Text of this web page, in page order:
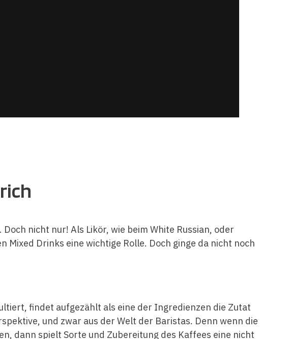
nicht nur! Als Likör, wie beim White Russian, oder
Drinks eine wichtige Rolle. Doch ginge da nicht noch
findet aufgezählt als eine der Ingredienzen die Zutat
und zwar aus der Welt der Baristas. Denn wenn die
dann spielt Sorte und Zubereitung des Kaffees eine nicht